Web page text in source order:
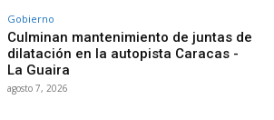
Gobierno
Culminan mantenimiento de juntas de
dilatación en la autopista Caracas -
La Guaira
agosto 7, 2026